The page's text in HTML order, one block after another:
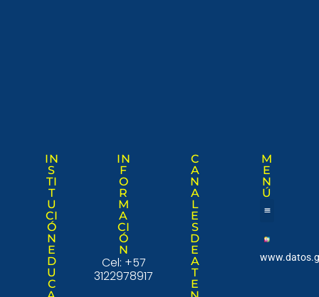
IN
S
TI
T
U
CI
Ó
N
E
D
U
C
IN
F
O
R
M
A
CI
Ó
N
Cel: +57
3122978917
C
A
N
A
L
E
S
D
E
A
T
E
M
E
N
Ú